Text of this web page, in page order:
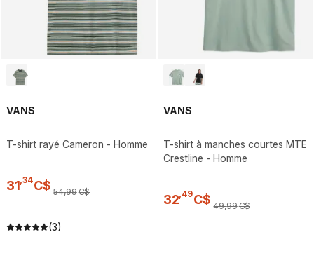
VANS
T-shirt rayé Cameron - Homme
31 34C$ 54,99C$
(3)
VANS
T-shirt à manches courtes MTE
Crestline - Homme
32 49C$ 49,99C$